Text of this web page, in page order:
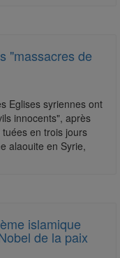
"massacres de
Eglises syriennes ont
innocents", après
en trois jours
alaouite en Syrie,
islamique
de la paix